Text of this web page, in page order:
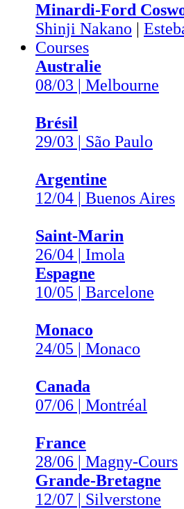
Minardi-Ford
Shinji Nakano |
Courses
Australie
08/03 | Melbourne
Brésil
29/03 | São Paulo
Argentine
12/04 | Buenos Aires
Saint-Marin
26/04 | Imola
Espagne
10/05 | Barcelone
Monaco
24/05 | Monaco
Canada
07/06 | Montréal
France
28/06 | Magny-Cours
Grande-Bretagne
12/07 | Silverstone